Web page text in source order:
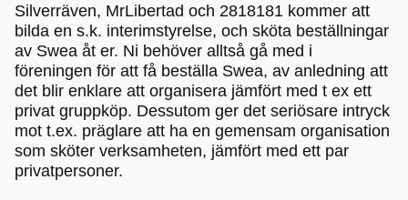
Silverräven, MrLibertad och 2818181 kommer att
bilda en s.k. interimstyrelse, och sköta beställningar
av Swea åt er. Ni behöver alltså gå med i
föreningen för att få beställa Swea, av anledning att
det blir enklare att organisera jämfört med t ex ett
privat gruppköp. Dessutom ger det seriösare intryck
mot t.ex. präglare att ha en gemensam organisation
som sköter verksamheten, jämfört med ett par
privatpersoner.